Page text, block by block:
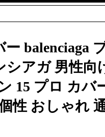
balenciaga
シアガ 男性向
15 プロ カバ
性 おしゃれ